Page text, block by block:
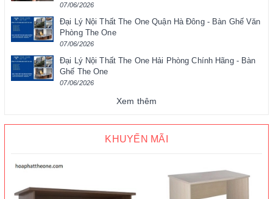
07/06/2026
Đại Lý Nội Thất The One Quận Hà Đông - Bàn Ghế Văn
Phòng The One
07/06/2026
Đại Lý Nội Thất The One Hải Phòng Chính Hãng - Bàn
Ghế The One
07/06/2026
Xem thêm
KHUYẾN MÃI